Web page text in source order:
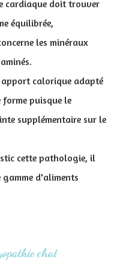
cardiaque doit trouver
équilibrée,
les minéraux
calorique adapté
puisque le
supplémentaire sur le
cette pathologie, il
gamme d'aliments
chat